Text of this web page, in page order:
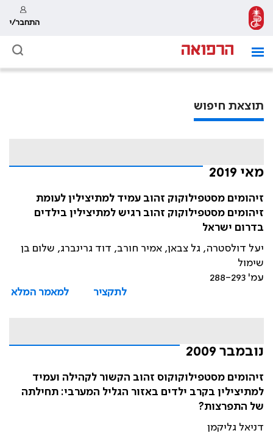
התחבר/י
תוצאת חיפוש
מאי 2019
זיהומים מסטפילוקוק זהוב עמיד למתיצילין לעומת
זיהומים מסטפילוקוק זהוב רגיש למתיצילין בילדים
בדרום ישראל
יעל דולסטרה, גל צבאן, אמיר חורב, דוד גרינברג, שלום בן
שימול
עמ' 288-293
לתקציר
למאמר המלא
נובמבר 2009
זיהומים מסטפילוקוקוס זהוב הקשור לקהילה ועמיד
למתיצילין בקרב ילדים באזור הגליל המערבי: תחילתה
של התפרצות?
דניאל גליקמן